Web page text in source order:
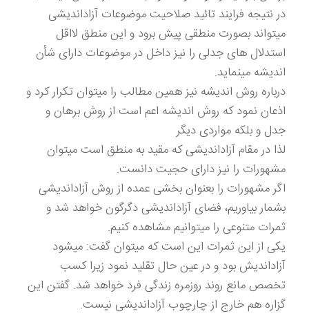
در نتیجه فرایند تائید صلاحیت موضوعات آزاداندیشی
میتواند بصورت منطقی پیش برود و این منطق لااقل
استدلال های جدلی را نیز داخل در موضوعات دارای شأن
اندیشه مینماید.
درباره روش اندیشه نیز همین مطالب را میتوان تکرار کرد و
اذعان نمود که روش اندیشه اعم است از روش برهان و
جدل و بلکه مواردی دیگر
لذا در مقام آزاداندیشی که مقید به منطق است میتوان
مشهورات را نیز دارای حجیت دانست.
اگر مشهورات را بعنوان بخشی عمده از روش آزاداندیشی
بشمار بیاوریم، فضای آزاداندیشی دگرگون خواهد شد و
ثمرات متنوعی را میتوانیم مشاهده کنیم.
یکی از این ثمرات این است که میتوان گفت: میشود
آزاداندیش بود و در عین حال تقلید نمود زیرا کسب
تخصص مانع روند روزمره زندگی فرد خواهد شد. گفتن این
گزاره هم خارج از چارچوب آزاداندیشی نیست.